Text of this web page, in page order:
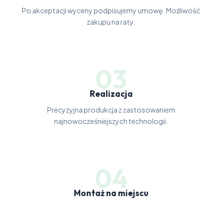
Po akceptacji wyceny podpisujemy umowę. Możliwość
zakupu na raty.
03
Realizacja
Precyzyjna produkcja z zastosowaniem
najnowocześniejszych technologii.
04
Montaż na miejscu